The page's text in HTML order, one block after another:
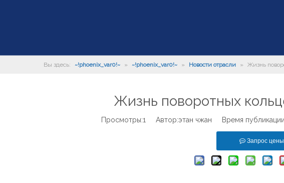
Вы здесь: ~!phoenix_var0!~ » ~!phoenix_var0!~ » Новости отрасли » Жизнь
Жизнь поворотных
Просмотры:1 Автор:этан чжан Время
Запрос цены